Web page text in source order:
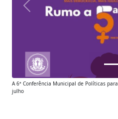
Anterior
A 6ª Conferência Municipal de Políticas
julho